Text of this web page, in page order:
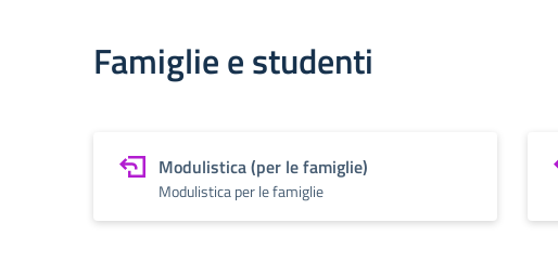
Famiglie e studenti
Modulistica (per le famiglie)
Modulistica per le famiglie